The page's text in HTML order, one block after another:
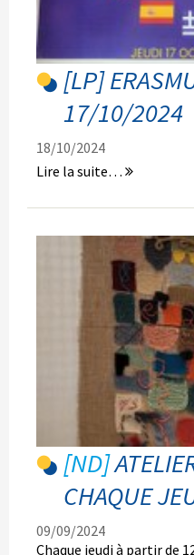
[LP]
17/10/2024
18/10/2024
[LP]
DAYS
Lire la suite…
CHAQUE
09/09/2024
Chaque jeudi à partir de